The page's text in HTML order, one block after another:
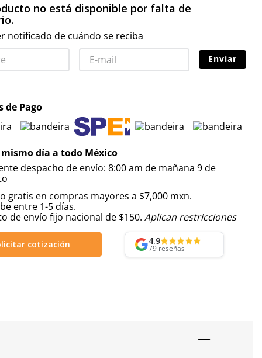
no está disponible por falta de
notificado de cuándo se reciba
Enviar
de Pago
mismo día a todo México
despacho de envío: 8:00 am de mañana 9 de
gratis en compras mayores a $7,000 mxn.
entre 1-5 días.
de envío fijo nacional de $150. Aplican restricciones
cotización 4.9
79 reseñas